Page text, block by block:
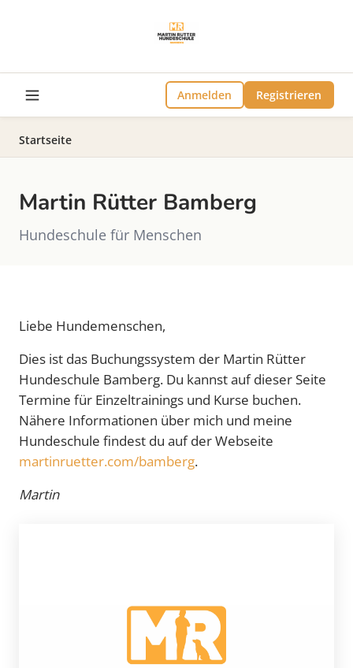
Anmelden Registrieren
Startseite
Martin Rütter Bamberg
Hundeschule für Menschen
Liebe Hundemenschen,
Dies ist das Buchungssystem der Martin Rütter
Hundeschule Bamberg. Du kannst auf dieser Seite
Termine für Einzeltrainings und Kurse buchen.
Nähere Informationen über mich und meine
Hundeschule findest du auf der Webseite
martinruetter.com/bamberg.
Martin